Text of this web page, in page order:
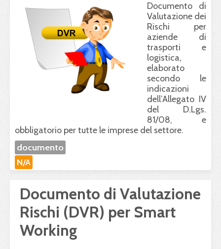
Documento di
Valutazione dei
Rischi per
aziende di
trasporti e
logistica,
elaborato
secondo le
indicazioni
dell’Allegato IV
del D.Lgs.
81/08, e
obbligatorio per tutte le imprese del settore.
documento
N/A
Documento di Valutazione
Rischi (DVR) per Smart
Working